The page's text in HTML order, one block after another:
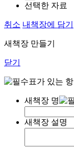
선택한 자료
취소 내책장에 담기
새책장 만들기
닫기
표가 있는
새책장 명
새책장 설명